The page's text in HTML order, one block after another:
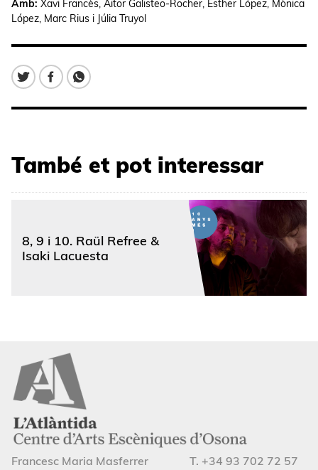
Amb: Xavi Francès, Aitor Galisteo-Rocher, Esther López, Mònica
López, Marc Rius i Júlia Truyol
També et pot interessar
8, 9 i 10. Raül Refree &
Isaki Lacuesta
Francesc Maria Masferrer
T. +34 93 702 72 57